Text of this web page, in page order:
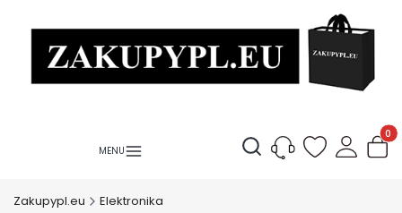
Otwórz wyszukiwarkę
Zakupypl.eu Elektronika